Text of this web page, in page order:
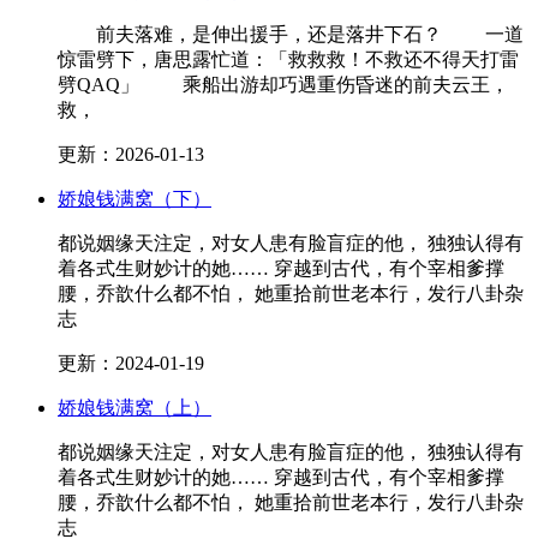
前夫落难，是伸出援手，还是落井下石？ 一道
惊雷劈下，唐思露忙道：「救救救！不救还不得天打雷
劈QAQ」 乘船出游却巧遇重伤昏迷的前夫云王，
救，
更新：2026-01-13
娇娘钱满窝（下）
都说姻缘天注定，对女人患有脸盲症的他， 独独认得有
着各式生财妙计的她…… 穿越到古代，有个宰相爹撑
腰，乔歆什么都不怕， 她重拾前世老本行，发行八卦杂
志
更新：2024-01-19
娇娘钱满窝（上）
都说姻缘天注定，对女人患有脸盲症的他， 独独认得有
着各式生财妙计的她…… 穿越到古代，有个宰相爹撑
腰，乔歆什么都不怕， 她重拾前世老本行，发行八卦杂
志